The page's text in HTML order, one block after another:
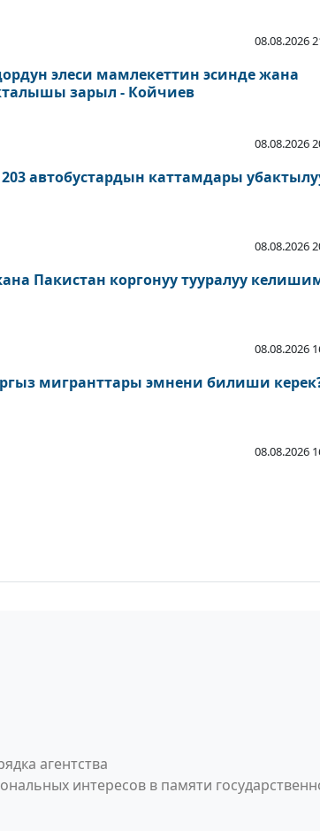
08.08.2026
элеси мамлекеттин эсинде жана
зарыл - Койчиев
08.08.2026
автобустардын каттамдары
08.08.2026
Пакистан коргонуу тууралуу
08.08.2026
мигранттары эмнени билиши
08.08.2026
агентства
интересов в памяти